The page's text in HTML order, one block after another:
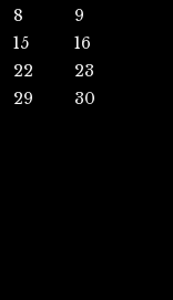
8
9
15
16
22
23
29
30